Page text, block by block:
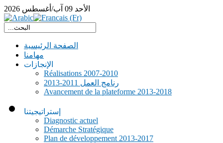
الأحد 09 آب/أغسطس 2026
الصفحة الرئيسية
مهامنا
الإنجازات
Réalisations 2007-2010
رنامج العمل 2011-2013
Avancement de la plateforme 2013-2018
إستراتيجيتنا
Diagnostic actuel
Démarche Stratégique
Plan de développement 2013-2017